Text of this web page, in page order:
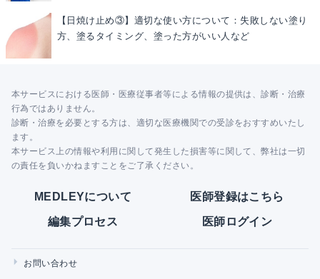
【日焼け止め③】適切な使い方について：失敗しない塗り
方、塗るタイミング、塗った方がいい人など
本サービスにおける医師・医療従事者等による情報の提供は、診断・治療
行為ではありません。
診断・治療を必要とする方は、適切な医療機関での受診をおすすめいたし
ます。
本サービス上の情報や利用に関して発生した損害等に関して、弊社は一切
の責任を負いかねますことをご了承ください。
MEDLEYについて 医師登録はこちら
編集プロセス 医師ログイン
お問い合わせ